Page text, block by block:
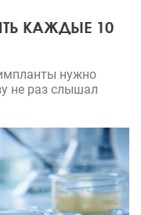
КАЖДЫЕ 10
нужно
не раз слышал